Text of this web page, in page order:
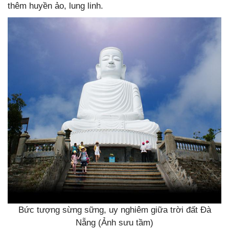
thêm huyền ảo, lung linh.
Bức tượng sừng sững, uy nghiêm giữa trời đất Đà
Nẵng (Ảnh sưu tầm)